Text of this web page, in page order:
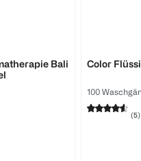
Bali
Color
100
(5)